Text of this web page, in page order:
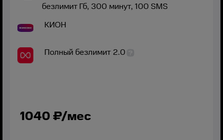
безлимитГб, 300 минут, 100 SMS
КИОН
Полный безлимит 2.0
1040 ₽/мес